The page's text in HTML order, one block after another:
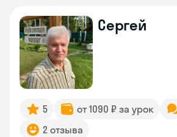
Сергей
5 от 1090 ₽ за урок
2 отзыва